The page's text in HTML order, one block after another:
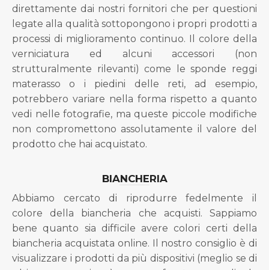
direttamente dai nostri fornitori che per questioni
legate alla qualità sottopongono i propri prodotti a
processi di miglioramento continuo. Il colore della
verniciatura ed alcuni accessori (non
strutturalmente rilevanti) come le sponde reggi
materasso o i piedini delle reti, ad esempio,
potrebbero variare nella forma rispetto a quanto
vedi nelle fotografie, ma queste piccole modifiche
non compromettono assolutamente il valore del
prodotto che hai acquistato.
BIANCHERIA
Abbiamo cercato di riprodurre fedelmente il
colore della biancheria che acquisti. Sappiamo
bene quanto sia difficile avere colori certi della
biancheria acquistata online. Il nostro consiglio è di
visualizzare i prodotti da più dispositivi (meglio se di